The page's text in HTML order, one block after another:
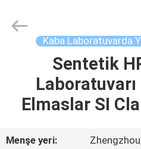
ÜRÜN:%
Crystal
Co.,Ltd.
Kaba Laboratuvarda
Sentetik
Elmaslar SI
Menşe yeri: